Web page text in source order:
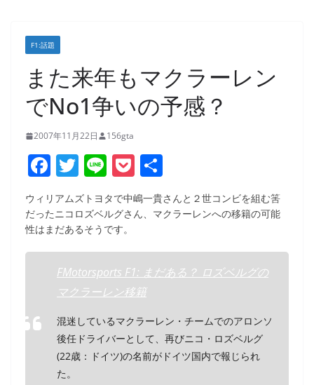
F1:話題
また来年もマクラーレン
でNo1争いの予感？
2007年11月22日 156gta
F
a
c
e
b
o
o
k
T
w
itt
er
Li
n
e
P
o
ck
有
ウィリアムズトヨタで中嶋一貴さんと２世コンビを組む筈
だったニコロズベルグさん、マクラーレンへの移籍の可能
性はまだあるそうです。
FMotorsports F1: まだある？ ロズベルグの
マクラーレン移籍
混迷しているマクラーレン・チームでのアロンソ
後任ドライバーとして、再びニコ・ロズベルグ
(22歳：ドイツ)の名前がドイツ国内で報じられ
た。